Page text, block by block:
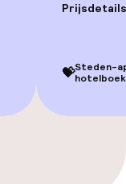
Prijsdetails
💝Steden-